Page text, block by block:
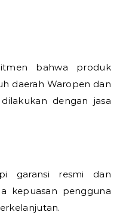
bahwa produk
daerah Waropen dan
dengan jasa
garansi resmi dan
kepuasan pengguna